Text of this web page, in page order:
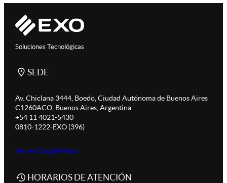
Soluciones Tecnológicas
SEDE
Av. Chiclana 3444, Boedo, Ciudad Autónoma de Buenos Aires
C1260ACO, Buenos Aires, Argentina
+54 11 4021-5430
0810-1222-EXO (396)
Ver en Google Maps
HORARIOS DE ATENCIÓN